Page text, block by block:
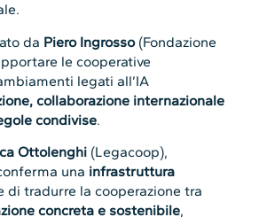
da Piero Ingrosso(Fondazione
le cooperative
legati all’IA
collaborazione internazionale
condivise.
Ottolenghi (Legacoop),
una infrastruttura
di tradurre la cooperazione tra
concreta e sostenibile,